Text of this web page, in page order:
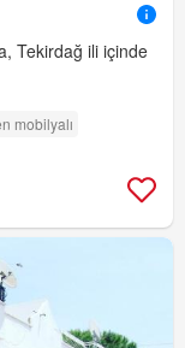
Tekirdağ ili içinde
mobilyalı